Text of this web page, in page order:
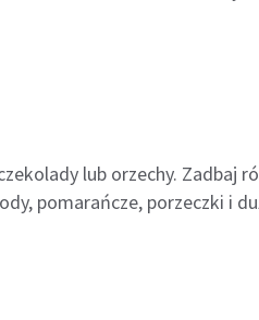
lub orzechy. Zadbaj
pomarańcze, porzeczki i